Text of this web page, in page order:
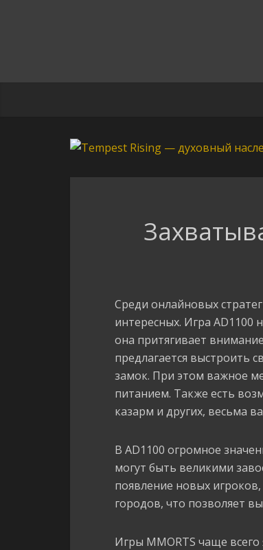
Среди онлайновых
интересных. Игра AD1100
она притягивает
предлагается выстроить
замок. При этом важное
питанием. Также есть
казарм и других, весьма
В AD1100 огромное
могут быть великими
появление новых
городов, что позволяет
Игры MMORTS чаще